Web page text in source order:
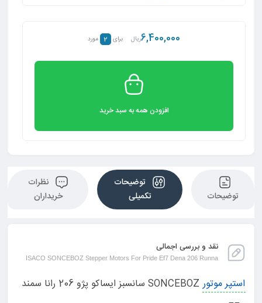
6,400,000ریال برای 2 مورد
افزودن همه به سبد خرید
توضیحات
توضیحات
تکمیلی
نظرات
خریداران
نقد و بررسی اجمالی
ISACO SONCEBOZ Stepper Motors For Pride Ef7 Dena 206 Runna
استپر موتور
SONCEBOZ سانسبز ایساکو پژو 206 رانا سمند